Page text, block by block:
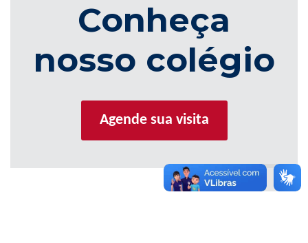
Conheça
nosso colégio
Agende sua visita